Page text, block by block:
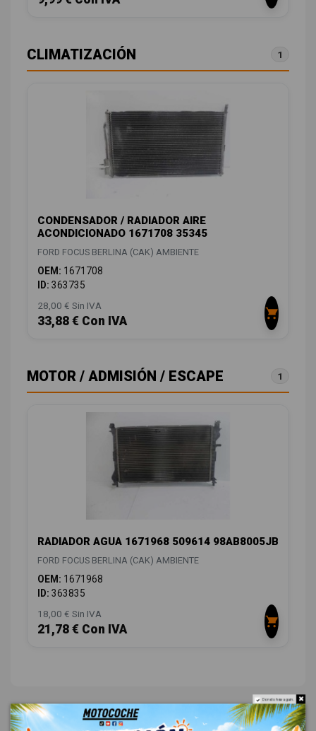
CLIMATIZACIÓN 1
CONDENSADOR / RADIADOR AIRE
ACONDICIONADO 1671708 35345
FORD FOCUS BERLINA (CAK) AMBIENTE
OEM: 1671708
ID: 363735
28,00 € Sin IVA
33,88 € Con IVA
MOTOR / ADMISIÓN / ESCAPE 1
RADIADOR AGUA 1671968 509614 98AB8005JB
FORD FOCUS BERLINA (CAK) AMBIENTE
OEM: 1671968
ID: 363835
18,00 € Sin IVA
21,78 € Con IVA
Do not show again.